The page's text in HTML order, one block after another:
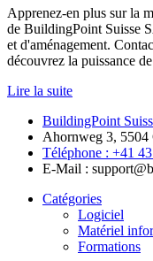
Apprenez-en plus sur la
de BuildingPoint Suisse
et d'aménagement.
découvrez la puissance
Lire la suite
BuildingPoint
Ahornweg 3, 5504
Téléphone : +41
E-Mail :
Catégories
Logiciel
Matériel
Formations